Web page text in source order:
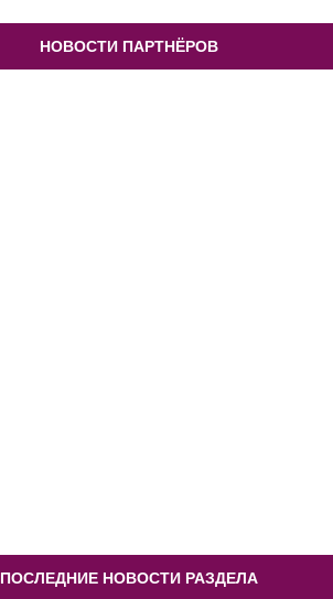
НОВОСТИ ПАРТНЁРОВ
ПОСЛЕДНИЕ НОВОСТИ РАЗДЕЛА